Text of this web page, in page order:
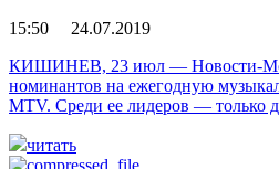
15:50 24.07.2019
КИШИНЕВ, 23 июл — Новости-
номинантов на ежегодную
MTV. Среди ее лидеров — только
читать